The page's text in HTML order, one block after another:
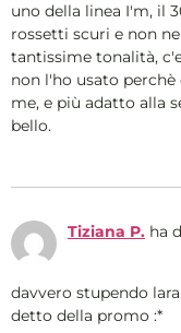
uno della linea I'm, il
rossetti scuri e non
tantissime tonalità,
non l'ho usato
me, e più adatto alla
bello.
Tiziana P. ha
davvero stupendo
detto della promo :*